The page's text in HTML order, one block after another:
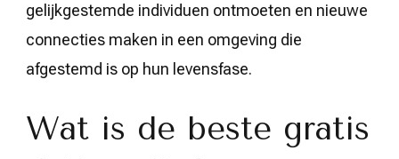
gelijkgestemde individuen ontmoeten en nieuwe
connecties maken in een omgeving die
afgestemd is op hun levensfase.
Wat is de beste gratis